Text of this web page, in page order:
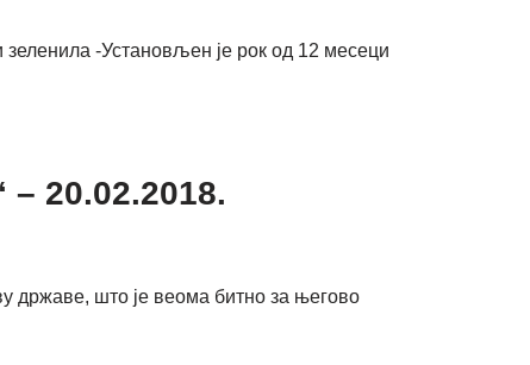
-Установљен је рок од 12 месеци
20.02.2018.
државе, што је веома битно за његово